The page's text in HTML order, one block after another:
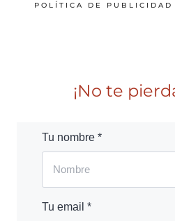
POLÍTICA DE PUBLICIDAD
¡No te
Tu nombre *
Tu email *